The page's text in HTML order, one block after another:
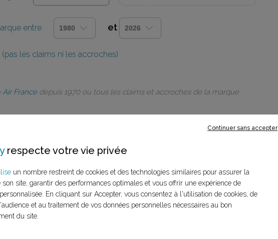
entre et
les claims ni les accroches)
Air Francedepuis 1970 ou tous les claims et accroches de la marque
(mère et
claim,
LANCER LA RECHERCHE
Continuer sans accepter
respecte votre vie privée
un nombre restreint de cookies et des technologies similaires pour assurer la
son site, garantir des performances optimales et vous offrir une expérience de
En cliquant sur Accepter, vous consentez à l'utilisation de cookies, de
et au traitement de vos données personnelles nécessaires au bon
du site.